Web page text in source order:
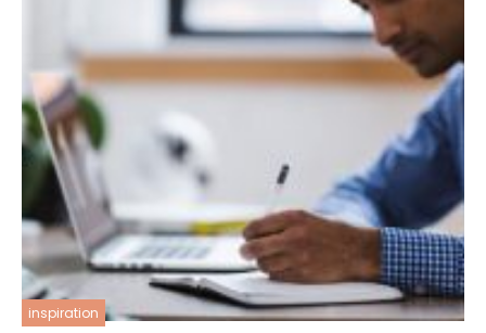
inspiration